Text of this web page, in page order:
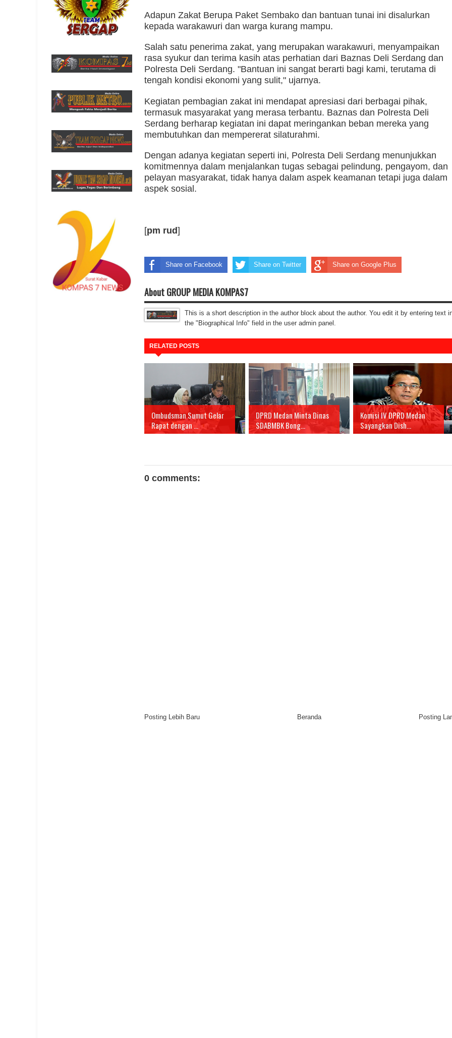
Adapun Zakat Berupa Paket Sembako dan bantuan tunai ini disalurkan
kepada warakawuri dan warga kurang mampu.
Salah satu penerima zakat, yang merupakan warakawuri, menyampaikan
rasa syukur dan terima kasih atas perhatian dari Baznas Deli Serdang dan
Polresta Deli Serdang. "Bantuan ini sangat berarti bagi kami, terutama di
tengah kondisi ekonomi yang sulit," ujarnya.
Kegiatan pembagian zakat ini mendapat apresiasi dari berbagai pihak,
termasuk masyarakat yang merasa terbantu. Baznas dan Polresta Deli
Serdang berharap kegiatan ini dapat meringankan beban mereka yang
membutuhkan dan mempererat silaturahmi.
Dengan adanya kegiatan seperti ini, Polresta Deli Serdang menunjukkan
komitmennya dalam menjalankan tugas sebagai pelindung, pengayom, dan
pelayan masyarakat, tidak hanya dalam aspek keamanan tetapi juga dalam
aspek sosial.
[pm rud]
Share on Facebook Share on Twitter Share on Google Plus
About GROUP MEDIA KOMPAS7
This is a short description in the author block about the author. You edit it by entering text
the "Biographical Info" field in the user admin panel.
RELATED POSTS
Ombudsman Sumut Gelar
Rapat dengan ...
DPRD Medan Minta Dinas
SDABMBK Bong...
Komisi IV DPRD Medan
Sayangkan Dish...
0 comments:
Posting Lebih Baru Posting
Beranda